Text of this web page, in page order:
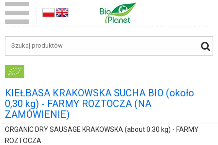
KIEŁBASA KRAKOWSKA SUCHA BIO (około
0,30 kg) - FARMY ROZTOCZA (NA
ZAMÓWIENIE)
ORGANIC DRY SAUSAGE KRAKOWSKA (about 0.30 kg) - FARMY
ROZTOCZA